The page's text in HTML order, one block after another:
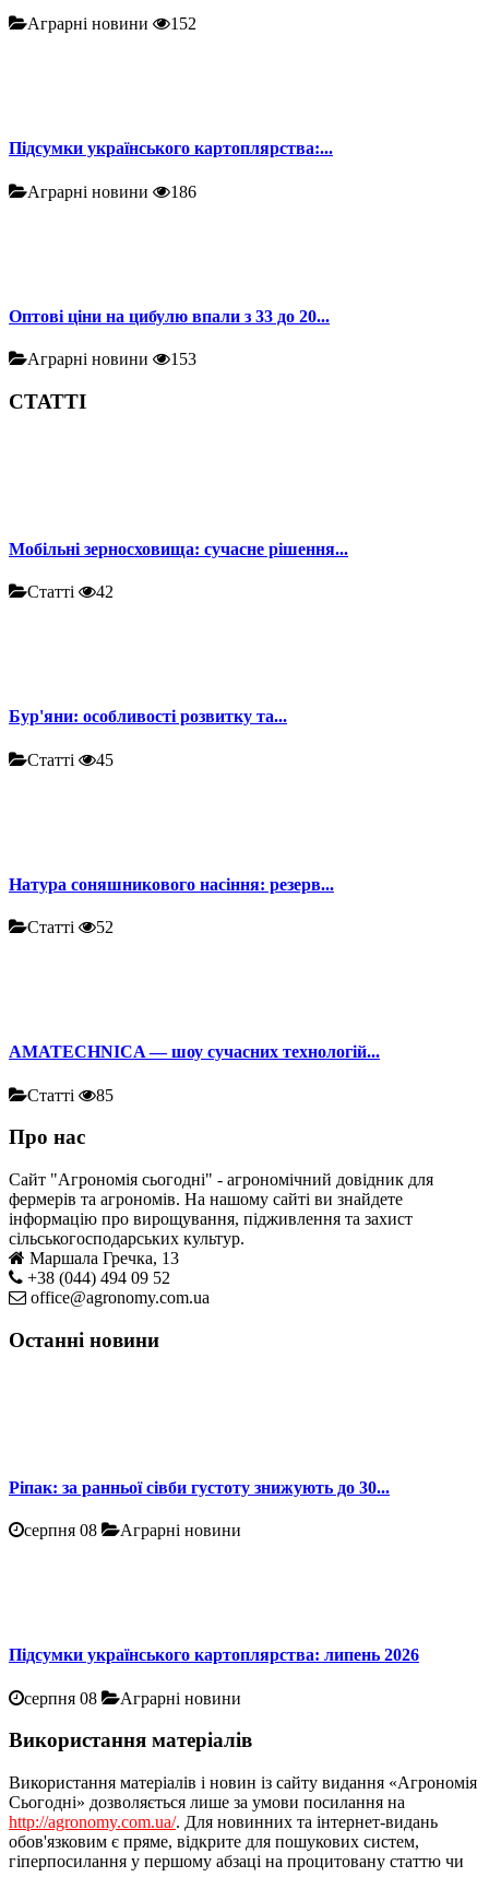
Аграрні новини 152
Підсумки українського картоплярства:...
Аграрні новини 186
Оптові ціни на цибулю впали з 33 до 20...
Аграрні новини 153
СТАТТІ
Мобільні зерносховища: сучасне рішення...
Статті 42
Бур'яни: особливості розвитку та...
Статті 45
Натура соняшникового насіння: резерв...
Статті 52
AMATECHNICA — шоу сучасних технологій...
Статті 85
Про нас
Сайт "Агрономія сьогодні" - агрономічний довідник для
фермерів та агрономів. На нашому сайті ви знайдете
інформацію про вирощування, підживлення та захист
сільськогосподарських культур.
Маршала Гречка, 13
+38 (044) 494 09 52
office@agronomy.com.ua
Останні новини
Ріпак: за ранньої сівби густоту знижують до 30...
серпня 08 Аграрні новини
Підсумки українського картоплярства: липень 2026
серпня 08 Аграрні новини
Використання матеріалів
Використання матеріалів і новин із сайту видання «Агрономія
Сьогодні» дозволяється лише за умови посилання на
http://agronomy.com.ua/. Для новинних та інтернет-видань
обов'язковим є пряме, відкрите для пошукових систем,
гіперпосилання у першому абзаці на процитовану статтю чи